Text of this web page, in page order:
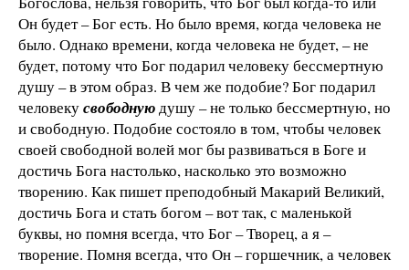
Он будет – Бог есть. Но было время, когда человека не
было. Однако времени, когда человека не будет, – не
будет, потому что Бог подарил человеку бессмертную
душу – в этом образ. В чем же подобие? Бог подарил
человекусвободнуюдушу – не только бессмертную, но
и свободную. Подобие состояло в том, чтобы человек
своей свободной волей мог бы развиваться в Боге и
достичь Бога настолько, насколько это возможно
творению. Как пишет преподобный Макарий Великий,
достичь Бога и стать богом – вот так, с маленькой
буквы, но помня всегда, что Бог – Творец, а я –
творение. Помня всегда, что Он – горшечник, а человек